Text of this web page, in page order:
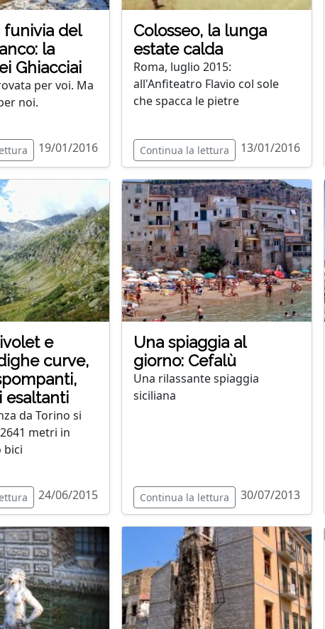
funivia del
la
Ghiacciai
per voi. Ma
noi.
19/01/2016
Colosseo, la lunga
estate calda
Roma, luglio 2015:
all'Anfiteatro Flavio col sole
che spacca le pietre
Continua la lettura 13/01/2016
e
curve,
esaltanti
da Torino si
metri in
bici
24/06/2015
Una spiaggia al
giorno: Cefalù
Una rilassante spiaggia
siciliana
Continua la lettura 30/07/2013